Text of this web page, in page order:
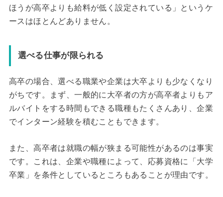
ほうが高卒よりも給料が低く設定されている」というケ
ースはほとんどありません。
選べる仕事が限られる
高卒の場合、選べる職業や企業は大卒よりも少なくなり
がちです。まず、一般的に大卒者の方が高卒者よりもア
ルバイトをする時間もできる職種もたくさんあり、企業
でインターン経験を積むこともできます。
また、高卒者は就職の幅が狭まる可能性があるのは事実
です。これは、企業や職種によって、応募資格に「大学
卒業」を条件としているところもあることが理由です。